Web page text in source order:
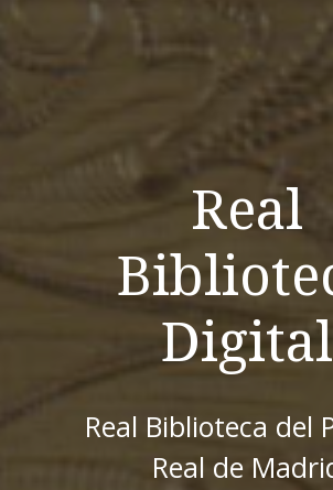
Real
Digital
Real Biblioteca del
Real de